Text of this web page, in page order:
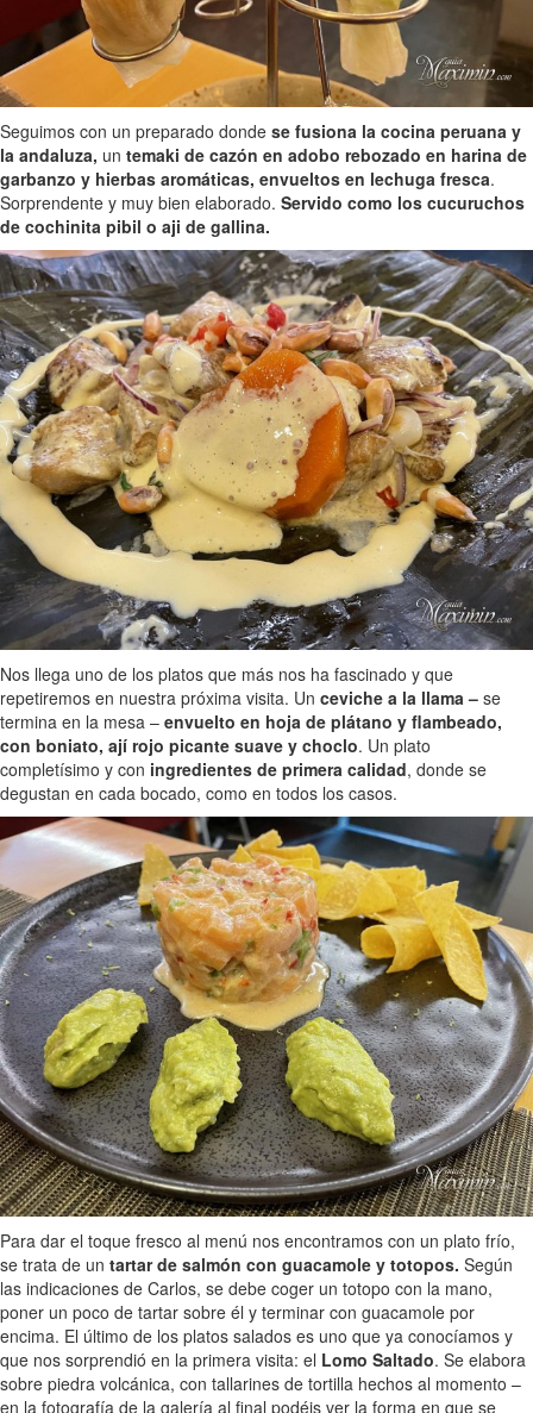
Seguimos con un preparado donde se fusiona la cocina peruana y
la andaluza, un temaki de cazón en adobo rebozado en harina de
garbanzo y hierbas aromáticas, envueltos en lechuga fresca.
Sorprendente y muy bien elaborado. Servido como los cucuruchos
de cochinita pibil o aji de gallina.
Nos llega uno de los platos que más nos ha fascinado y que
repetiremos en nuestra próxima visita. Un ceviche a la llama – se
termina en la mesa – envuelto en hoja de plátano y flambeado,
con boniato, ají rojo picante suave y choclo. Un plato
completísimo y con ingredientes de primera calidad, donde se
degustan en cada bocado, como en todos los casos.
Para dar el toque fresco al menú nos encontramos con un plato frío,
se trata de un tartar de salmón con guacamole y totopos. Según
las indicaciones de Carlos, se debe coger un totopo con la mano,
poner un poco de tartar sobre él y terminar con guacamole por
encima. El último de los platos salados es uno que ya conocíamos y
que nos sorprendió en la primera visita: el Lomo Saltado. Se elabora
sobre piedra volcánica, con tallarines de tortilla hechos al momento –
en la fotografía de la galería al final podéis ver la forma en que se